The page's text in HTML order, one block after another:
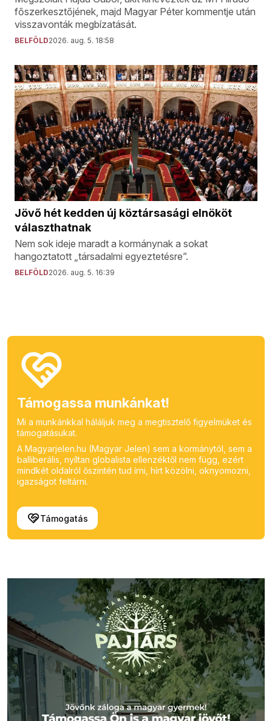
főszerkesztőjének, majd Magyar Péter kommentje után
visszavonták megbízatását.
BELFÖLD2026. aug. 5. 18:58
Jövő hét kedden új köztársasági elnököt
választhatnak
Nem sok ideje maradt a kormánynak a sokat
hangoztatott „társadalmi egyeztetésre”.
BELFÖLD2026. aug. 5. 16:39
Támogassa munkánkat!
Mi a munkánkkal háláljuk meg a megtisztelő figyelmüket és
támogatásukat.
A Magyarjelen.hu (Magyar Jelen) sem a kormánytól, sem a
balliberális, nyíltan globalista ellenzéktől nem függ, ezért
mindkét oldalról őszintén tud írni, hírt közölni, oknyomozni,
igazságot feltárni.
Támogatás